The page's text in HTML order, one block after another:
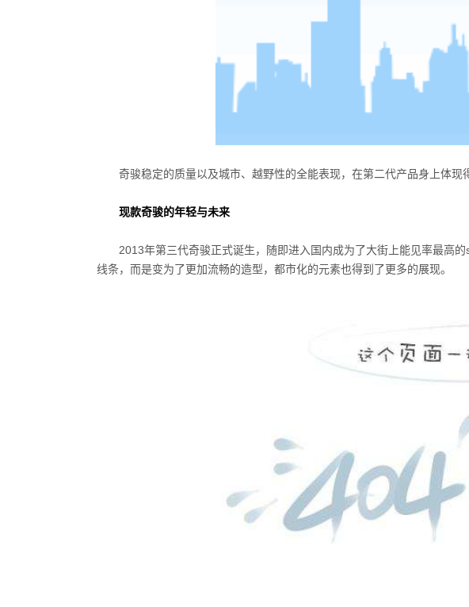
奇骏稳定的质量以及城市、越野性的全能表现，在第二代产品身上体
现款奇骏的年轻与未来
2013年第三代奇骏正式诞生，随即进入国内成为了大街上能见率最高
线条，而是变为了更加流畅的造型，都市化的元素也得到了更多的展现。